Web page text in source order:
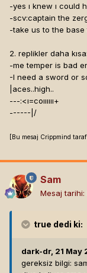
-yes ı knew ı could
-scv:captain the
-take us to the
2. replikler daha
-me temper is bad
-I need a sword or
|aces..high..
---:<ı=coıııııı+
------|/
[Bu mesaj Crippmind
Sam
Mesaj tarihi:
true dedi ki:
dark-dr, 21 May
gereksiz bilgi: